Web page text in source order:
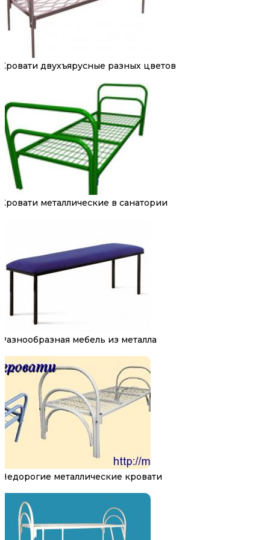
Кровати двухъярусные разных цветов
Кровати металлические в санатории
Разнообразная мебель из металла
Недорогие металлические кровати